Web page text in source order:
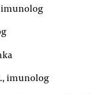
imunolog
imunolog